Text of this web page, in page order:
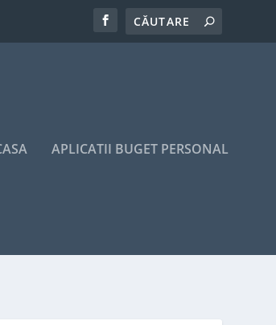
APLICATII BUGET PERSONAL